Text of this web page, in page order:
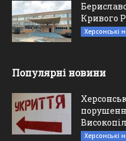
Кривого
Херсонські
Популярні новини
Херсонські